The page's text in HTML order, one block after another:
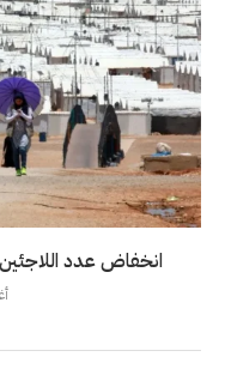
انخفاض عدد اللاجئين